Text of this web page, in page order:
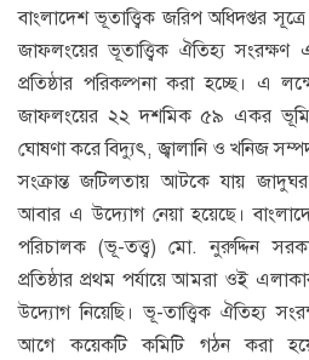
বাংলাদেশ ভূতাত্ত্বিক জরিপ অধিদপ্তর
জাফলংয়ের ভূতাত্ত্বিক ঐতিহ্য সংরক্ষণ
প্রতিষ্ঠার পরিকল্পনা করা হচ্ছে। এ
জাফলংয়ের ২২ দশমিক ৫৯ একর ভূমিকে
ঘোষণা করে বিদ্যুৎ, জ্বালানি ও খনিজ
সংক্রান্ত জটিলতায় আটকে যায় জাদুঘর
আবার এ উদ্যোগ নেয়া হয়েছে।
পরিচালক (ভূ-তত্ত্ব) মো. নুরুদ্দিন
প্রতিষ্ঠার প্রথম পর্যায়ে আমরা ওই
উদ্যোগ নিয়েছি। ভূ-তাত্ত্বিক ঐতিহ্য
আগে কয়েকটি কমিটি গঠন করা